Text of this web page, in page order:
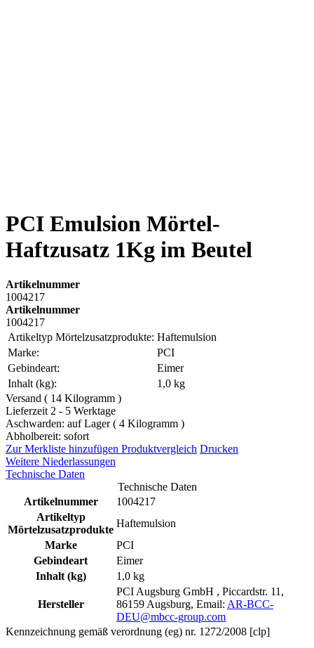
PCI Emulsion Mörtel-
Haftzusatz 1Kg im Beutel
Artikelnummer
1004217
Artikelnummer
1004217
Artikeltyp Mörtelzusatzprodukte: Haftemulsion
Marke:
PCI
Gebindeart:
Eimer
Inhalt (kg):
1,0 kg
Versand ( 14 Kilogramm )
Lieferzeit 2 - 5 Werktage
Aschwarden: auf Lager ( 4 Kilogramm )
Abholbereit: sofort
Zur Merkliste hinzufügen Produktvergleich Drucken
Weitere Niederlassungen
Technische Daten
Technische Daten
Artikelnummer
1004217
Artikeltyp
Mörtelzusatzprodukte
Haftemulsion
Marke
PCI
Gebindeart
Eimer
Inhalt (kg)
1,0 kg
Hersteller
PCI Augsburg GmbH , Piccardstr. 11,
86159 Augsburg, Email: AR-BCC-
DEU@mbcc-group.com
Kennzeichnung gemäß verordnung (eg) nr. 1272/2008 [clp]